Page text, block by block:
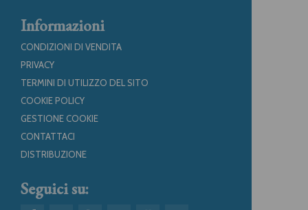
Informazioni
CONDIZIONI DI VENDITA
PRIVACY
TERMINI DI UTILIZZO DEL SITO
COOKIE POLICY
GESTIONE COOKIE
CONTATTACI
DISTRIBUZIONE
Seguici su: